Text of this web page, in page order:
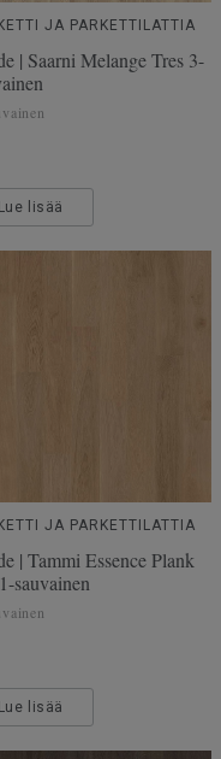
JA PARKETTILATTIA
| Saarni Melange Tres 3-
Lue lisää
JA PARKETTILATTIA
| Tammi Essence Plank
sauvainen
Lue lisää